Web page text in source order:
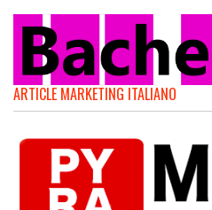
ARTICLE MARKETING ITALIANO